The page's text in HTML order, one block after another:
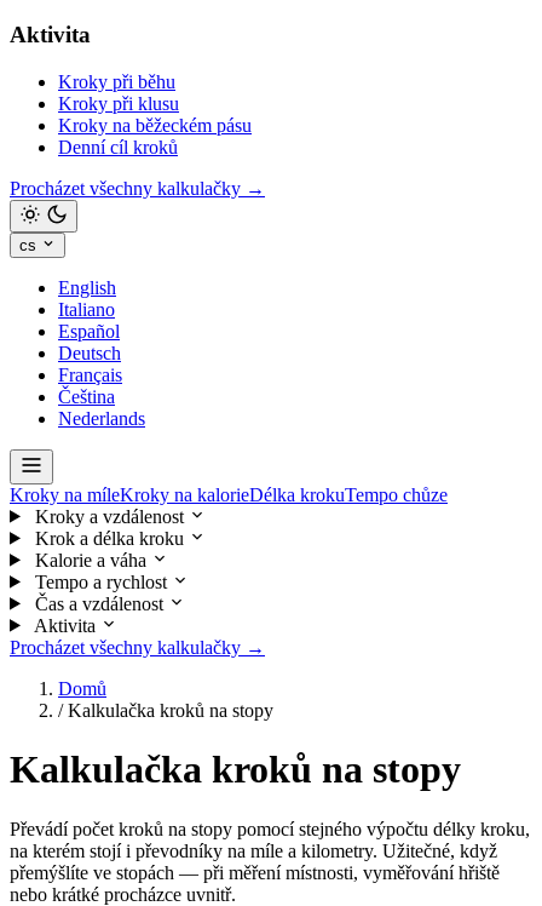
Aktivita
Kroky při běhu
Kroky při klusu
Kroky na běžeckém pásu
Denní cíl kroků
Procházet všechny kalkulačky →
cs
English
Italiano
Español
Deutsch
Français
Čeština
Nederlands
Kroky na míleKroky na kalorieDélka krokuTempo chůze
Kroky a vzdálenost
Krok a délka kroku
Kalorie a váha
Tempo a rychlost
Čas a vzdálenost
Aktivita
Procházet všechny kalkulačky →
Domů
/ Kalkulačka kroků na stopy
Kalkulačka kroků na stopy
Převádí počet kroků na stopy pomocí stejného výpočtu délky kroku,
na kterém stojí i převodníky na míle a kilometry. Užitečné, když
přemýšlíte ve stopách — při měření místnosti, vyměřování hřiště
nebo krátké procházce uvnitř.